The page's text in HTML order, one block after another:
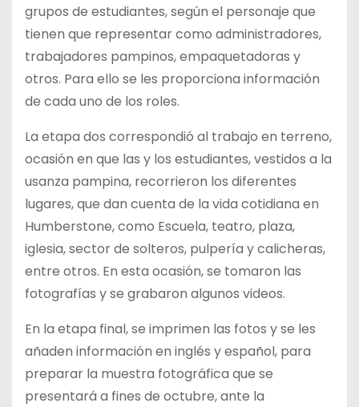
grupos de estudiantes, según el personaje que
tienen que representar como administradores,
trabajadores pampinos, empaquetadoras y
otros. Para ello se les proporciona información
de cada uno de los roles.
La etapa dos correspondió al trabajo en terreno,
ocasión en que las y los estudiantes, vestidos a la
usanza pampina, recorrieron los diferentes
lugares, que dan cuenta de la vida cotidiana en
Humberstone, como Escuela, teatro, plaza,
iglesia, sector de solteros, pulpería y calicheras,
entre otros. En esta ocasión, se tomaron las
fotografías y se grabaron algunos videos.
En la etapa final, se imprimen las fotos y se les
añaden información en inglés y español, para
preparar la muestra fotográfica que se
presentará a fines de octubre, ante la